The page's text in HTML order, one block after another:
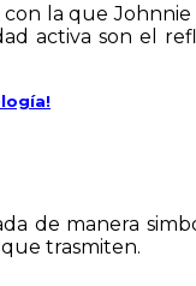
con la que
activa son el
de manera
trasmiten.